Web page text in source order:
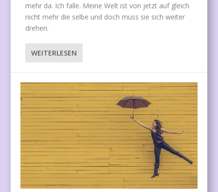
mehr da. Ich falle. Meine Welt ist von jetzt auf gleich
nicht mehr die selbe und doch muss sie sich weiter
drehen.
WEITERLESEN